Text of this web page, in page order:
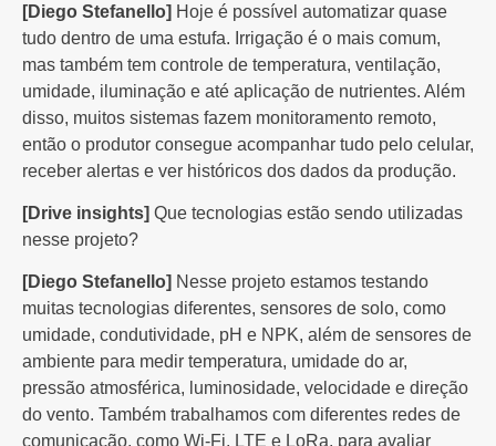
[Diego Stefanello] Hoje é possível automatizar quase
tudo dentro de uma estufa. Irrigação é o mais comum,
mas também tem controle de temperatura, ventilação,
umidade, iluminação e até aplicação de nutrientes. Além
disso, muitos sistemas fazem monitoramento remoto,
então o produtor consegue acompanhar tudo pelo celular,
receber alertas e ver históricos dos dados da produção.
[Drive insights] Que tecnologias estão sendo utilizadas
nesse projeto?
[Diego Stefanello] Nesse projeto estamos testando
muitas tecnologias diferentes, sensores de solo, como
umidade, condutividade, pH e NPK, além de sensores de
ambiente para medir temperatura, umidade do ar,
pressão atmosférica, luminosidade, velocidade e direção
do vento. Também trabalhamos com diferentes redes de
comunicação, como Wi-Fi, LTE e LoRa, para avaliar